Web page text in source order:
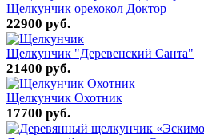
Щелкунчик орехокол Доктор
22900 руб.
Щелкунчик "Деревенский Санта"
21400 руб.
Щелкунчик Охотник
17700 руб.